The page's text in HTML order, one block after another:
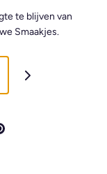
te blijven van
Smaakjes.